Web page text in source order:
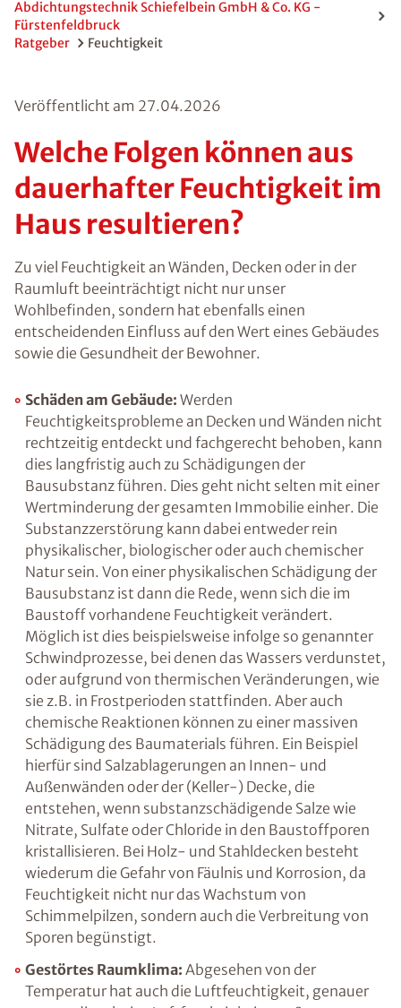
Abdichtungstechnik Schiefelbein GmbH & Co. KG -
Fürstenfeldbruck
Welche Folgen können
aus dauerhafter
resultieren?
Zu viel Feuchtigkeit an Wänden, Decken oder in
der Raumluft beeinträchtigt nicht nur unser
entscheidenden Einfluss auf den Wert eines
Gebäudes sowie die Gesundheit der Bewohner.
Schäden am Gebäude:Werden
Feuchtigkeitsprobleme an Decken und
Wänden nicht rechtzeitig entdeckt und
fachgerecht behoben, kann dies langfristig
auch zu Schädigungen der Bausubstanz
führen. Dies geht nicht selten mit einer
Wertminderung der gesamten Immobilie
einher. Die Substanzzerstörung kann dabei
entweder rein physikalischer, biologischer
oder auch chemischer Natur sein. Von einer
physikalischen Schädigung der Bausubstanz
ist dann die Rede, wenn sich die im Baustoff
vorhandene Feuchtigkeit verändert. Möglich
ist dies beispielsweise infolge so genannter
Schwindprozesse, bei denen das Wassers
verdunstet, oder aufgrund von thermischen
Veränderungen, wie sie z.B. in Frostperioden
stattfinden.Aber auch chemische Reaktionen
können zu einer massiven Schädigung des
Baumaterials führen. Ein Beispiel hierfür sind
Salzablagerungen an Innen- und
Außenwänden oder der (Keller-) Decke, die
entstehen, wenn substanzschädigende Salze
Baustoffporen kristallisieren. Bei Holz- und
Stahldecken besteht wiederum die Gefahr von